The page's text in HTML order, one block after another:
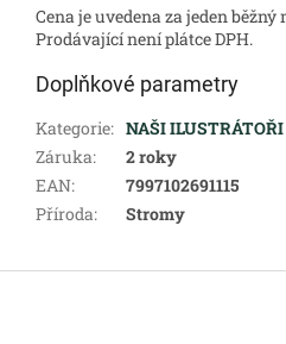
Cena je uvedena za jeden běžný
Prodávající není plátce DPH.
Doplňkové parametry
Kategorie: NAŠI ILUSTRÁTOŘI
Záruka:
2 roky
EAN:
7997102691115
Příroda: Stromy